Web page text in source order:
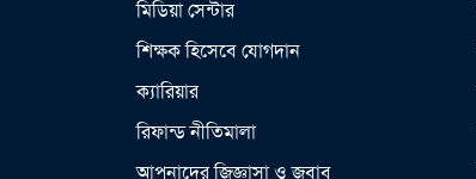
মিডিয়া সেন্টার
শিক্ষক হিসেবে যোগদান
ক্যারিয়ার
রিফান্ড নীতিমালা
আপনাদের জিজ্ঞাসা ও জবাব